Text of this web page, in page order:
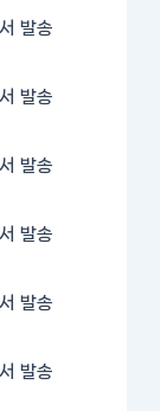
발송
발송
발송
발송
발송
발송